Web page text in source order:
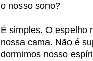
o nosso sono?
É simples. O espelho
nossa cama. Não é
dormimos nosso